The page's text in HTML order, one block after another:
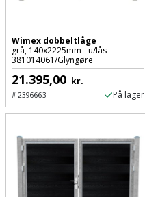
Wimex dobbeltlåge
grå, 140x2225mm - u/lås
381014061/Glyngøre
21.395,00 kr.
#2396663 På lager